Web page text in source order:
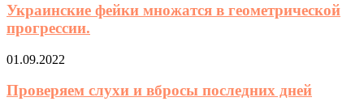
Украинские фейки множатся в геометрической
прогрессии.
01.09.2022
Проверяем слухи и вбросы последних дней